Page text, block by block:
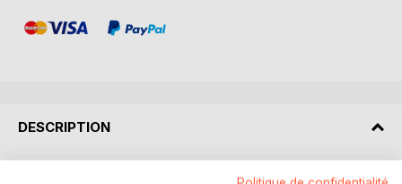
DESCRIPTION
Les lumières des néons projetaient un halo jaunâtre sur le